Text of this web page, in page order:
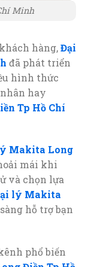
Minh
hàng,Đại
đã phát triển
hình thức
hay
Tp Hồ Chí
Makita Long
mái khi
và chọn lựa
lý Makita
hỗ trợ bạn
phổ biến